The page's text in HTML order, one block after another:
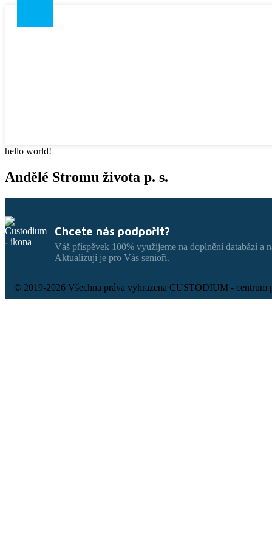
hello world!
Andělé Stromu života p. s.
Chcete nás podpořit?
Váš příspěvek 100% využijeme na doplnění databází a
Aktualizují je pro Vás senioři.
© 2019-2026 Všechna práva vyhrazena CUSTODIUM - centrum